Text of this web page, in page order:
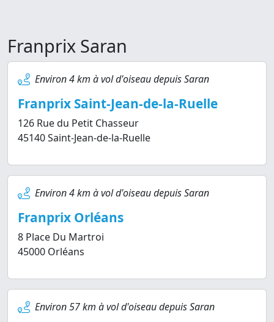
Franprix Saran
Environ 4 km à vol d'oiseau depuis Saran
Franprix Saint-Jean-de-la-Ruelle
126 Rue du Petit Chasseur
45140 Saint-Jean-de-la-Ruelle
Environ 4 km à vol d'oiseau depuis Saran
Franprix Orléans
8 Place Du Martroi
45000 Orléans
Environ 57 km à vol d'oiseau depuis Saran